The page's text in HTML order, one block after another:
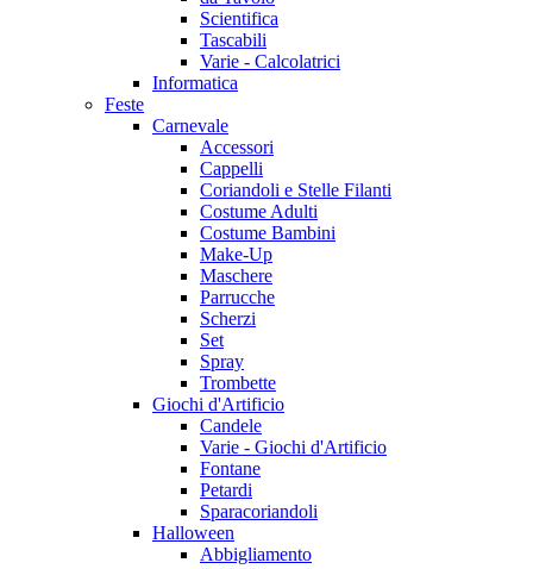
Scientifica
Tascabili
Varie - Calcolatrici
Informatica
Feste
Carnevale
Accessori
Cappelli
Coriandoli e Stelle Filanti
Costume Adulti
Costume Bambini
Make-Up
Maschere
Parrucche
Scherzi
Set
Spray
Trombette
Giochi d'Artificio
Candele
Varie - Giochi d'Artificio
Fontane
Petardi
Sparacoriandoli
Halloween
Abbigliamento